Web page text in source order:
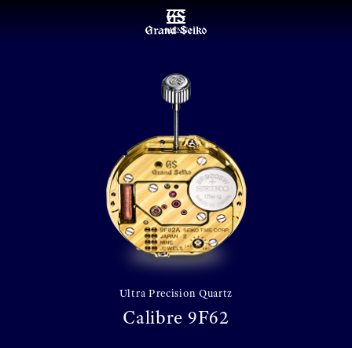
MENU
Ultra Precision Quartz
Calibre 9F62